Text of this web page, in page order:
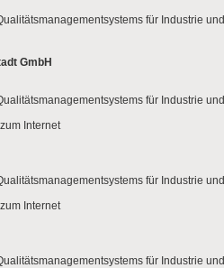
für Industrie und
GmbH
für Industrie und
Internet
für Industrie und
Internet
für Industrie und